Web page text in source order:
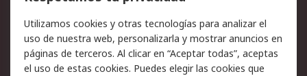
Facturación y pago
Ofertas
Soporte técnico
Legal
Utilizamos cookies y otras tecnologías para analizar el
uso de nuestra web, personalizarla y mostrar anuncios en
páginas de terceros. Al clicar en “Aceptar todas”, aceptas
el uso de estas cookies. Puedes elegir las cookies que